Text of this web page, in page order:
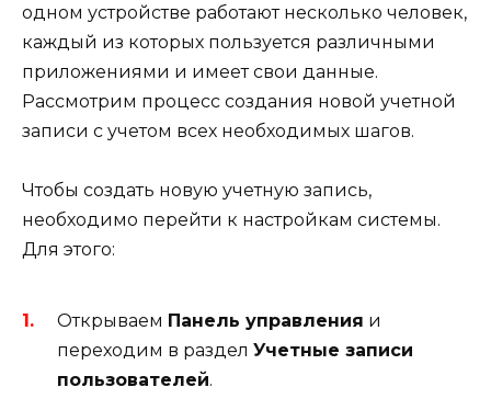
одном устройстве работают несколько человек,
каждый из которых пользуется различными
приложениями и имеет свои данные.
Рассмотрим процесс создания новой учетной
записи с учетом всех необходимых шагов.
Чтобы создать новую учетную запись,
необходимо перейти к настройкам системы.
Для этого:
Открываем Панель управления и
переходим в раздел Учетные записи
пользователей.